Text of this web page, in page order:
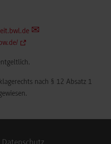
nach § 12 Absatz 1